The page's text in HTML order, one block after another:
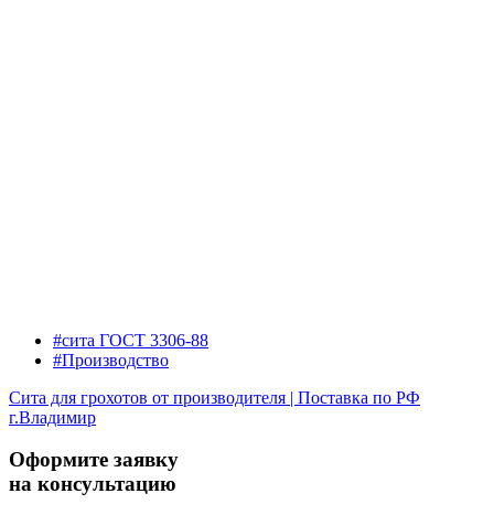
#сита ГОСТ 3306-88
#Производство
Сита для грохотов от производителя | Поставка по РФ
г.Владимир
Оформите заявку
на консультацию